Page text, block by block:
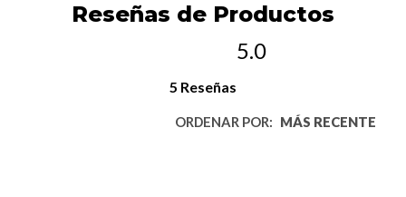
Reseñas de Productos
5.0
5 Reseñas
ORDENAR POR: MÁS RECENTE